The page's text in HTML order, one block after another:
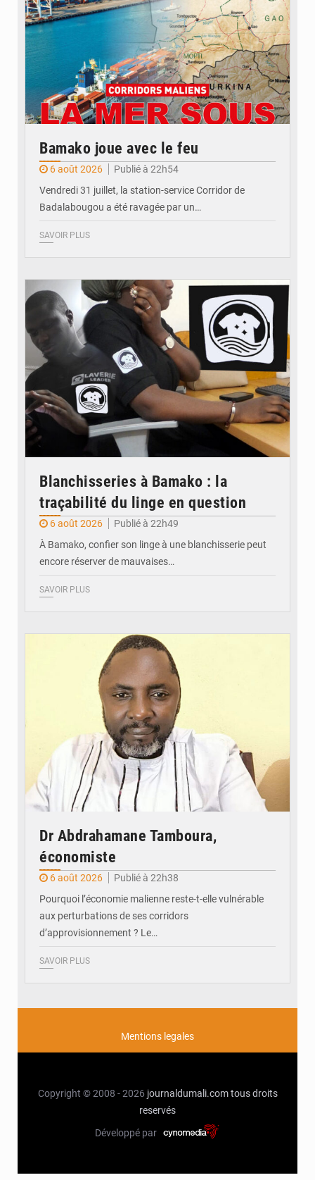
Bamako joue avec le feu
6 août 2026
Publié à 22h54
Vendredi 31 juillet, la station-service Corridor de
Badalabougou a été ravagée par un…
SAVOIR PLUS
Blanchisseries à Bamako : la
traçabilité du linge en question
6 août 2026
Publié à 22h49
À Bamako, confier son linge à une blanchisserie peut
encore réserver de mauvaises…
SAVOIR PLUS
Dr Abdrahamane Tamboura,
économiste
6 août 2026
Publié à 22h38
Pourquoi l’économie malienne reste-t-elle vulnérable
aux perturbations de ses corridors
d’approvisionnement ? Le…
SAVOIR PLUS
Mentions legales
Copyright © 2008 - 2026 journaldumali.com tous droits
reservés
Développé par